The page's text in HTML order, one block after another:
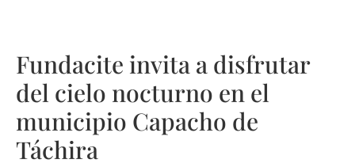
Fundacite invita a disfrutar
del cielo nocturno en el
municipio Capacho de
Táchira